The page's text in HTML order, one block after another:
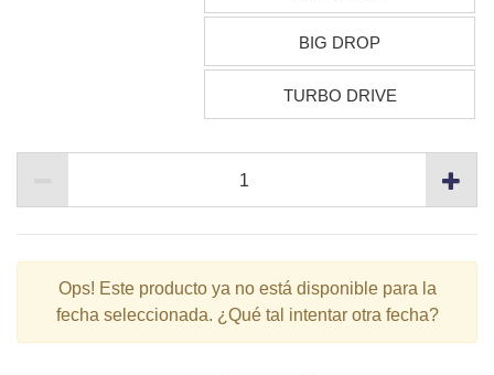
BIG DROP
TURBO DRIVE
Ops! Este producto ya no está disponible para la
fecha seleccionada. ¿Qué tal intentar otra fecha?